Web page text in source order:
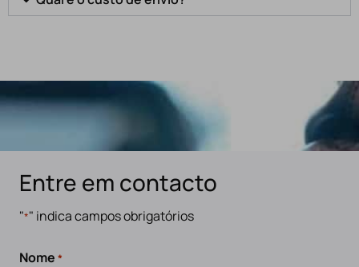
Entre em contacto
"*" indica campos obrigatórios
Nome *